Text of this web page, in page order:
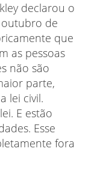
declarou o
de
que
as pessoas
não são
parte,
lei civil.
E estão
Esse
fora